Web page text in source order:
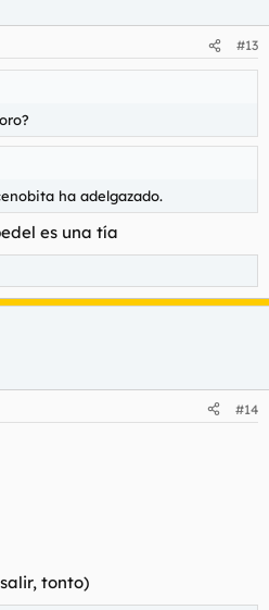
#13
ha adelgazado.
es una tía
#14
tonto)